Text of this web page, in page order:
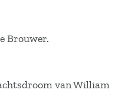
Brouwer.
van William